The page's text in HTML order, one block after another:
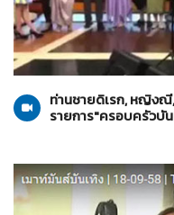
13-03-2559
กำไ
ท่านชายดิเรก, หญิงณี
รายการ"ครอบครัวบั